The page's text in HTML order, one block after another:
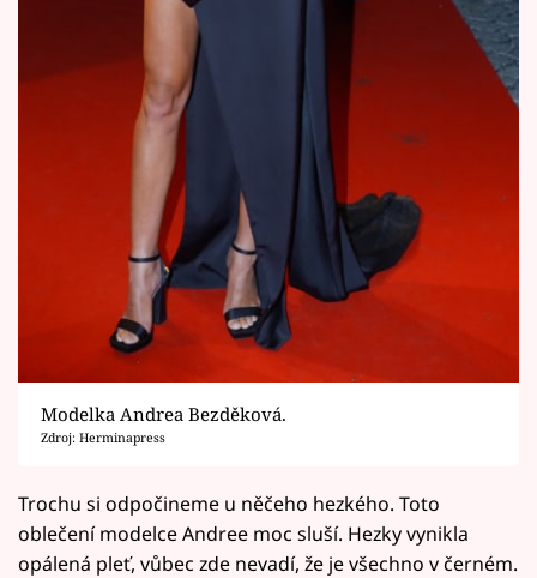
Modelka Andrea Bezděková.
Zdroj: Herminapress
Trochu si odpočineme u něčeho hezkého. Toto
oblečení modelce Andree moc sluší. Hezky vynikla
opálená pleť, vůbec zde nevadí, že je všechno v černém.